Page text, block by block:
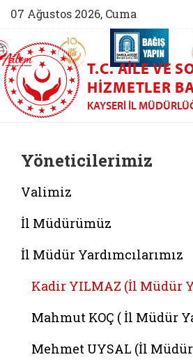
07 Ağustos 2026, Cuma
(yeni sekmede açılır)
AİLEM İletişim Merkezi (yeni sekmede
Aile ve Nüfus On Yılı (yeni
T.C. AILE VE
HIZMETLER
KAYSERI İL
Yöneticilerimiz
Valimiz
İl Müdürümüz
İl Müdür Yardımcılarımız
Kadir YILMAZ (İl Müdür
Mahmut KOÇ ( İl Müdür
Mehmet UYSAL (İl Müdür